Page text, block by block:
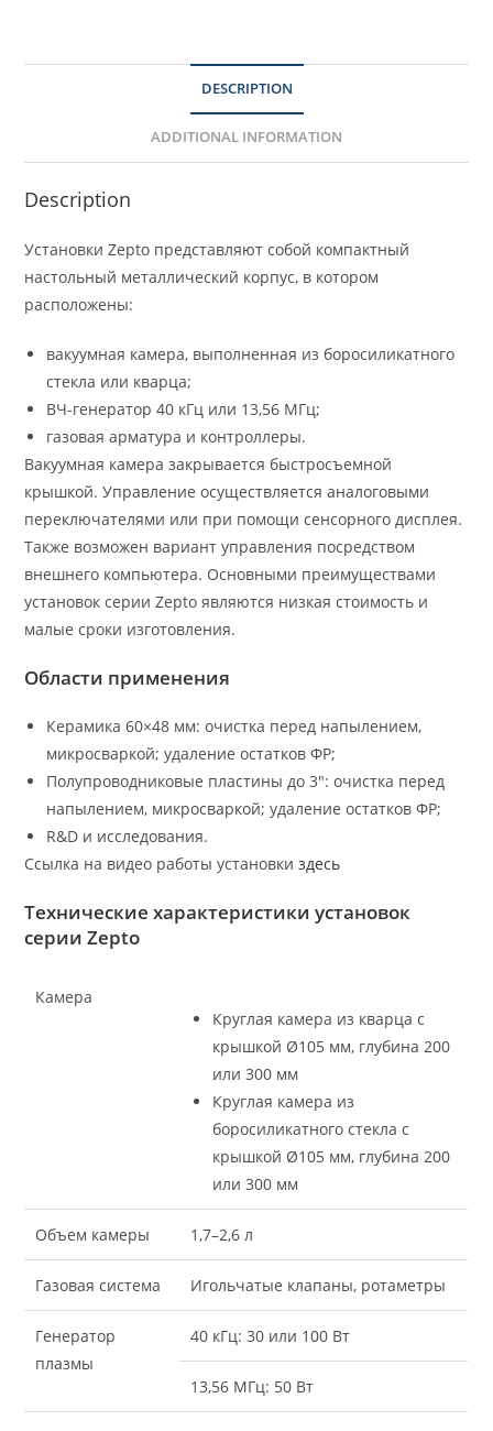
DESCRIPTION
ADDITIONAL INFORMATION
Description
Установки Zepto представляют собой компактный
настольный металлический корпус, в котором
расположены:
вакуумная камера, выполненная из боросиликатного
стекла или кварца;
ВЧ-генератор 40 кГц или 13,56 МГц;
газовая арматура и контроллеры.
Вакуумная камера закрывается быстросъемной
крышкой. Управление осуществляется аналоговыми
переключателями или при помощи сенсорного дисплея.
Также возможен вариант управления посредством
внешнего компьютера. Основными преимуществами
установок серии Zepto являются низкая стоимость и
малые сроки изготовления.
Области применения
Керамика 60×48 мм: очистка перед напылением,
микросваркой; удаление остатков ФР;
Полупроводниковые пластины до 3″: очистка перед
напылением, микросваркой; удаление остатков ФР;
R&D и исследования.
Ссылка на видео работы установкиздесь
Технические характеристики установок
серии Zepto
Камера
Круглая камера из кварца с
крышкой Ø105 мм, глубина 200
или 300 мм
Круглая камера из
боросиликатного стекла с
крышкой Ø105 мм, глубина 200
или 300 мм
Объем камеры 1,7–2,6 л
Газовая система Игольчатые клапаны, ротаметры
Генератор
плазмы
40 кГц: 30 или 100 Вт
13,56 МГц: 50 Вт